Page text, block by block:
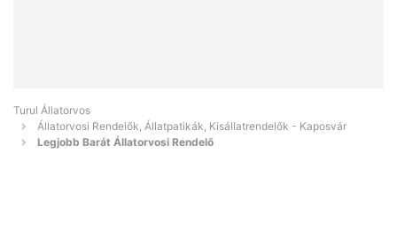
Turul Állatorvos
Állatorvosi Rendelők, Állatpatikák, Kisállatrendelők - Kaposvár
Legjobb Barát Állatorvosi Rendelő